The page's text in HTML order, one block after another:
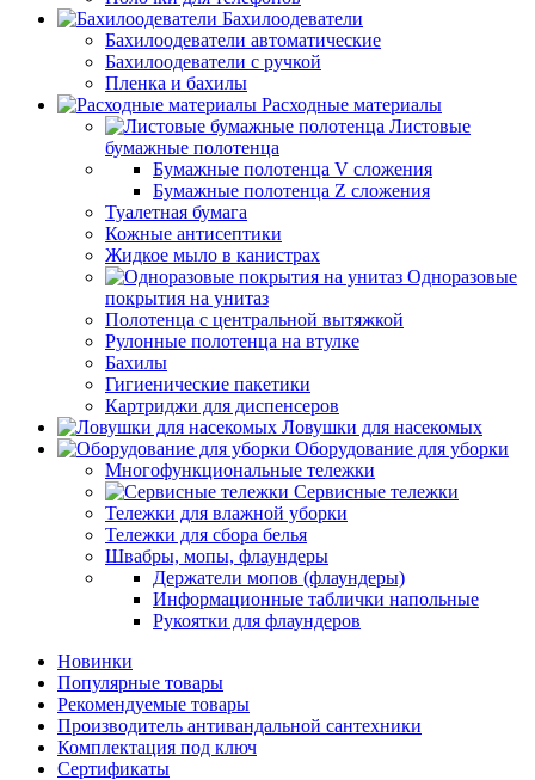
Бахилоодеватели
Бахилоодеватели автоматические
Бахилоодеватели с ручкой
Пленка и бахилы
Расходные материалы
Листовые
бумажные полотенца
Бумажные полотенца V сложения
Бумажные полотенца Z сложения
Туалетная бумага
Кожные антисептики
Жидкое мыло в канистрах
Одноразовые
покрытия на унитаз
Полотенца с центральной вытяжкой
Рулонные полотенца на втулке
Бахилы
Гигиенические пакетики
Картриджи для диспенсеров
Ловушки для насекомых
Оборудование для уборки
Многофункциональные тележки
Сервисные тележки
Тележки для влажной уборки
Тележки для сбора белья
Швабры, мопы, флаундеры
Держатели мопов (флаундеры)
Информационные таблички напольные
Рукоятки для флаундеров
Новинки
Популярные товары
Рекомендуемые товары
Производитель антивандальной сантехники
Комплектация под ключ
Сертификаты